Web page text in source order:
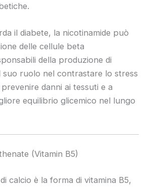
il diabete, la nicotinamide può
delle cellule beta
della produzione di
suo ruolo nel contrastare lo stress
danni ai tessuti e a
equilibrio glicemico nel lungo
(Vitamin B5)
calcio è la forma di vitamina B5,